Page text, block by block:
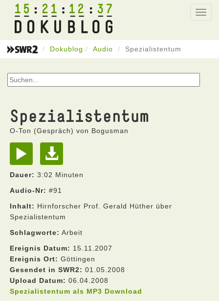
15 21 12 37
Dokublog Audio Spezialistentum
Spezialistentum
O-Ton (Gespräch) von Bogusman
Dauer: 3:02 Minuten
Audio-Nr: #91
Inhalt: Hirnforscher Prof. Gerald Hüther über
Spezialistentum
Schlagworte: Arbeit
Ereignis Datum: 15.11.2007
Ereignis Ort: Göttingen
Gesendet in SWR2: 01.05.2008
Upload Datum: 06.04.2008
Spezialistentum als MP3 Download